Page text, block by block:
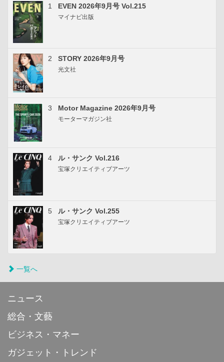
1 EVEN 2026年9月号 Vol.215
マイナビ出版
2 STORY 2026年9月号
光文社
3 Motor Magazine 2026年9月号
モーターマガジン社
4 ル・サンク Vol.216
宝塚クリエイティブアーツ
5 ル・サンク Vol.255
宝塚クリエイティブアーツ
一覧へ
ニュース
総合・文藝
ビジネス・マネー
ガジェット・トレンド